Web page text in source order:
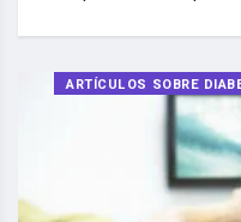
ARTÍCULOS SOBRE